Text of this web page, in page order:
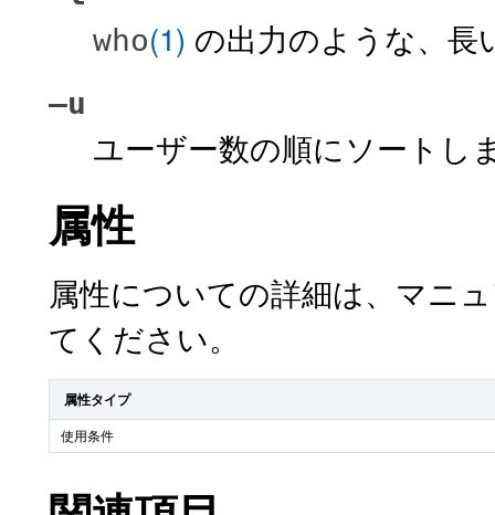
who(1) の出力のような、長
–u
ユーザー数の順にソートし
属性
属性についての詳細は、マニ
てください。
属性タイプ
使用条件